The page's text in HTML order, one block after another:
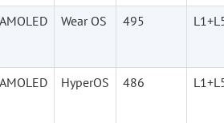
AMOLED Wear OS 495
AMOLED HyperOS 486